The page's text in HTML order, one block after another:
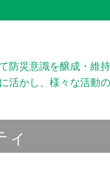
災意識を醸成・維
かし、様々な活動
ィ